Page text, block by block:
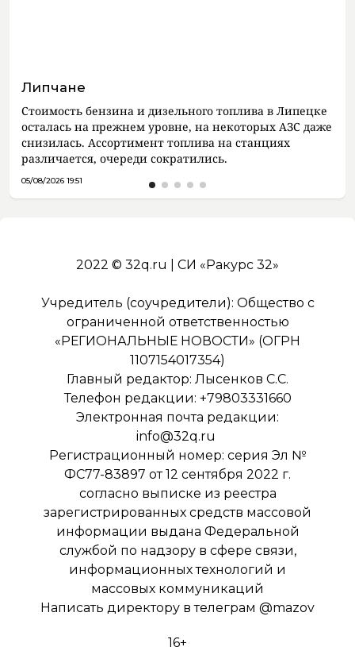
Липчане
Стоимость бензина и дизельного топлива в Липецке
осталась на прежнем уровне, на некоторых АЗС даже
снизилась. Ассортимент топлива на станциях
различается, очереди сократились.
05/08/2026 19:51
2022 © 32q.ru | СИ «Ракурс 32»
Учредитель (соучредители): Общество с
ограниченной ответственностью
«РЕГИОНАЛЬНЫЕ НОВОСТИ» (ОГРН
1107154017354)
Главный редактор: Лысенков С.С.
Телефон редакции: +79803331660
Электронная почта редакции:
info@32q.ru
Регистрационный номер: серия Эл №
ФС77-83897 от 12 сентября 2022 г.
согласно выписке из реестра
зарегистрированных средств массовой
информации выдана Федеральной
службой по надзору в сфере связи,
информационных технологий и
массовых коммуникаций
Написать директору в телеграм @mazov
16+